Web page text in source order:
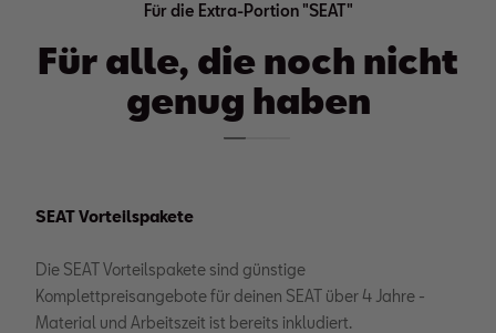
Für die Extra-Portion "SEAT"
Für alle, die noch nicht
genug haben
SEAT Vorteilspakete
Die SEAT Vorteilspakete sind günstige
Komplettpreisangebote für deinen SEAT über 4 Jahre -
Material und Arbeitszeit ist bereits inkludiert.